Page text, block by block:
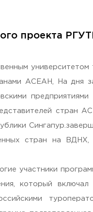
иностранных
прав и лицензирования
практическая
проекта
АСЕАН, На дня
стран
стран на
участники
который